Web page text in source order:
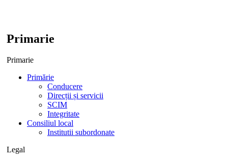
Primarie
Primarie
Primărie
Conducere
Direcții și servicii
SCIM
Integritate
Consiliul local
Institutii subordonate
Legal